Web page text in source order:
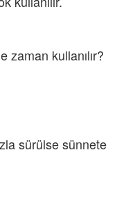
zaman kullanılır?
sürülse sünnete